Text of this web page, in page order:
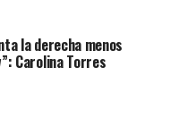
la derecha menos
Carolina Torres